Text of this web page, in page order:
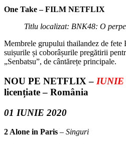
One Take – FILM NETFLIX
Titlu localizat: BNK48: O
Membrele grupului thailandez de fete
suișurile și coborâșurile pregătirii
„Senbatsu”, de cântărețe principale.
NOU PE NETFLIX – IUNIE
licențiate – România
01 IUNIE 2020
2 Alone in Paris – Singuri